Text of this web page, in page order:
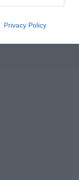
Privacy Policy